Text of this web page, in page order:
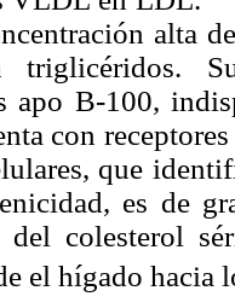
alta
triglicéridos.
apo B-100,
con
que
es de
del colesterol
el hígado hacia